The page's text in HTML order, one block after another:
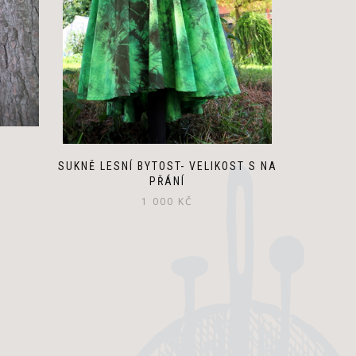
chosen
the
product
page
SUKNĚ LESNÍ BYTOST- VELIKOST S NA
PŘÁNÍ
1 000 KČ